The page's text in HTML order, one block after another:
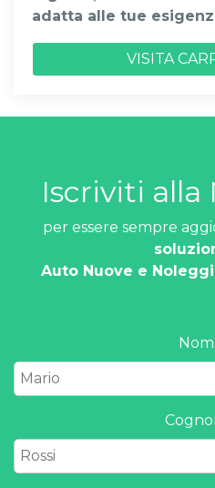
adatta alle tue
VISITA
Iscriviti alla
per essere sempre
Auto Nuove e